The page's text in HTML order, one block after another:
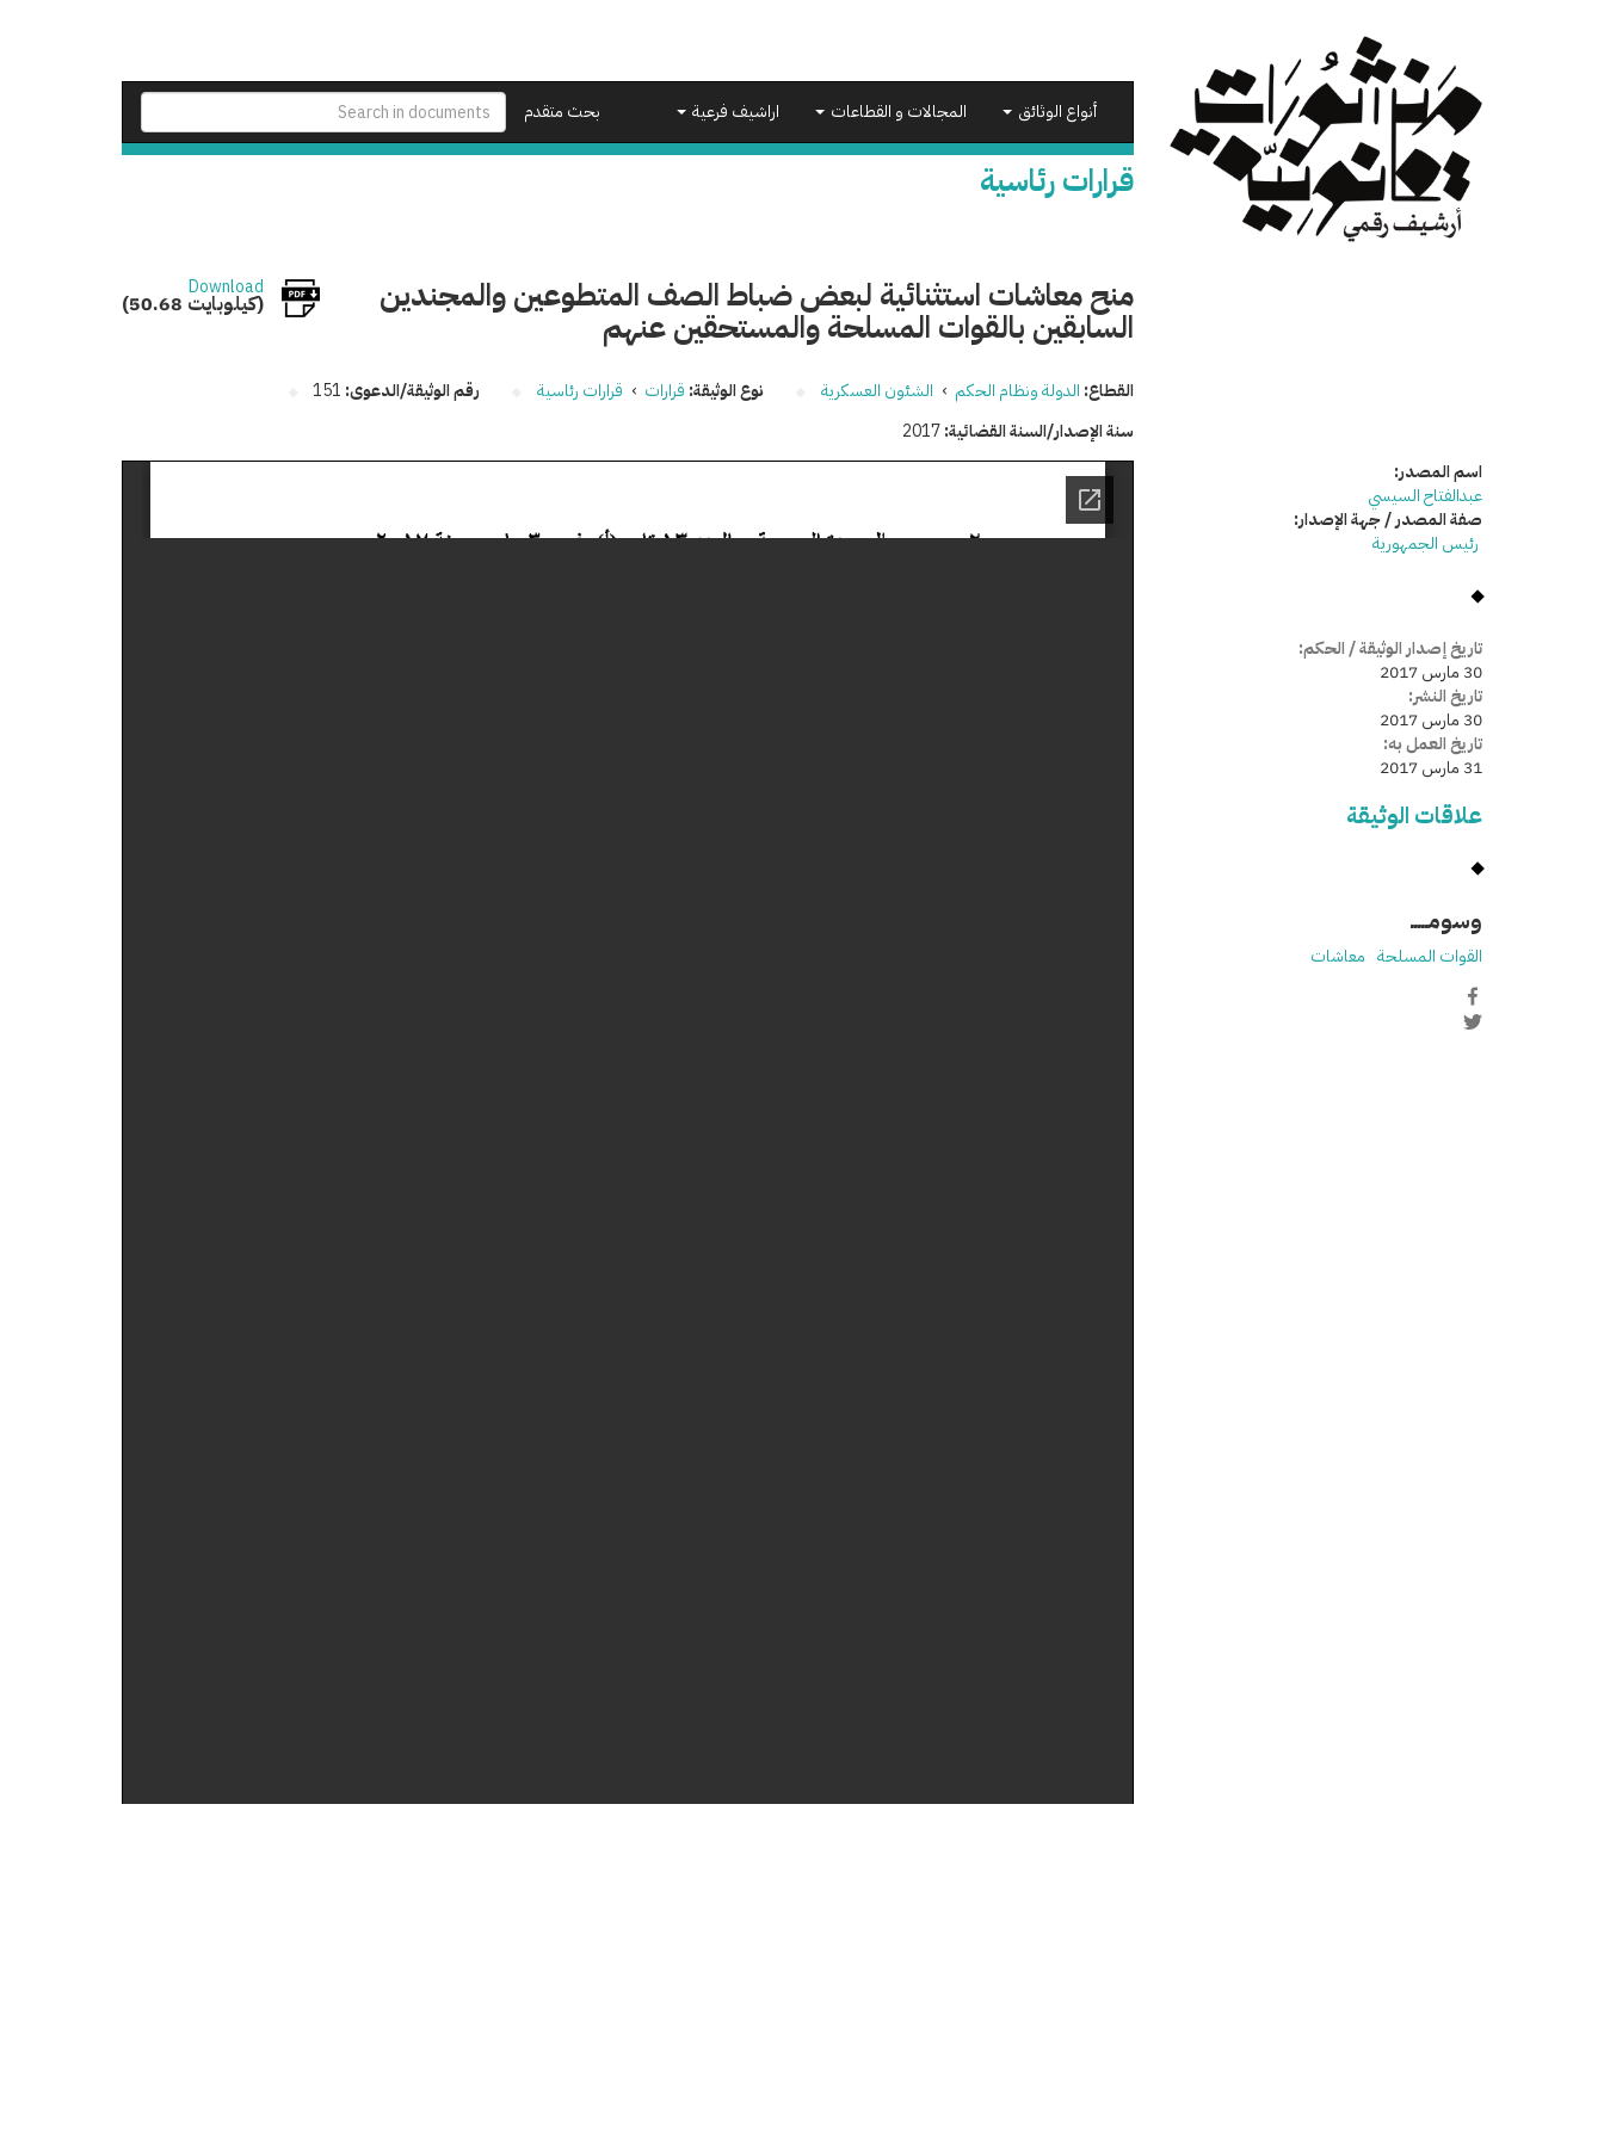
بحث متقدم
أنواع الوثائق المجالات و القطاعات اراشيف فرعية
قرارات رئاسية
منح معاشات استثنائية لبعض ضباط الصف المتطوعين والمجندين
السابقين بالقوات المسلحة والمستحقين عنهم
Download
(50.68 كيلوبايت)
القطاع: الدولة ونظام الحكم › الشئون العسكرية نوع الوثيقة: قرارات › قرارات رئاسية رقم الوثيقة/الدعوى: 151
سنة الإصدار/السنة القضائية:2017
اسم المصدر:
عبدالفتاح السيسي
صفة المصدر / جهة الإصدار:
رئيس الجمهورية
تاريخ إصدار الوثيقة / الحكم:
30 مارس 2017
تاريخ النشر:
30 مارس 2017
تاريخ العمل به:
31 مارس 2017
علاقات الوثيقة
وسومـــــ
القوات المسلحة معاشات